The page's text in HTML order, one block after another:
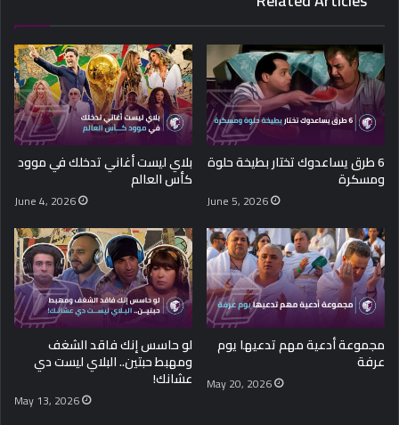
6 طرق يساعدوك تختار بطيخة حلوة
ومسكرة
June 5, 2026
بلاي ليست أغاني تدخلك في موود
كأس العالم
June 4, 2026
مجموعة أدعية مهم تدعيها يوم
عرفة
May 20, 2026
لو حاسس إنك فاقد الشغف
ومهبط حبتين.. البلاي ليست دي
عشانك!
May 13, 2026